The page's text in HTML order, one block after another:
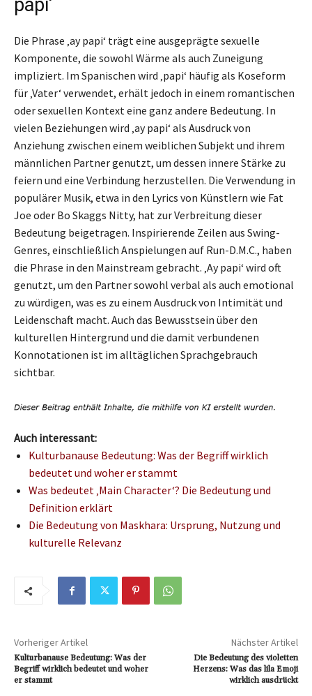
papi‘
Die Phrase ‚ay papi‘ trägt eine ausgeprägte sexuelle
Komponente, die sowohl Wärme als auch Zuneigung
impliziert. Im Spanischen wird ‚papi‘ häufig als Koseform
für ‚Vater‘ verwendet, erhält jedoch in einem romantischen
oder sexuellen Kontext eine ganz andere Bedeutung. In
vielen Beziehungen wird ‚ay papi‘ als Ausdruck von
Anziehung zwischen einem weiblichen Subjekt und ihrem
männlichen Partner genutzt, um dessen innere Stärke zu
feiern und eine Verbindung herzustellen. Die Verwendung in
populärer Musik, etwa in den Lyrics von Künstlern wie Fat
Joe oder Bo Skaggs Nitty, hat zur Verbreitung dieser
Bedeutung beigetragen. Inspirierende Zeilen aus Swing-
Genres, einschließlich Anspielungen auf Run-D.M.C., haben
die Phrase in den Mainstream gebracht. ‚Ay papi‘ wird oft
genutzt, um den Partner sowohl verbal als auch emotional
zu würdigen, was es zu einem Ausdruck von Intimität und
Leidenschaft macht. Auch das Bewusstsein über den
kulturellen Hintergrund und die damit verbundenen
Konnotationen ist im alltäglichen Sprachgebrauch
sichtbar.
Auch interessant:
Kulturbanause Bedeutung: Was der Begriff wirklich
bedeutet und woher er stammt
Was bedeutet ‚Main Character‘? Die Bedeutung und
Definition erklärt
Die Bedeutung von Maskhara: Ursprung, Nutzung und
kulturelle Relevanz
Vorheriger Artikel
Kulturbanause Bedeutung: Was der
Begriff wirklich bedeutet und woher
er stammt
Nächster Artikel
Die Bedeutung des violetten
Herzens: Was das lila Emoji
wirklich ausdrückt